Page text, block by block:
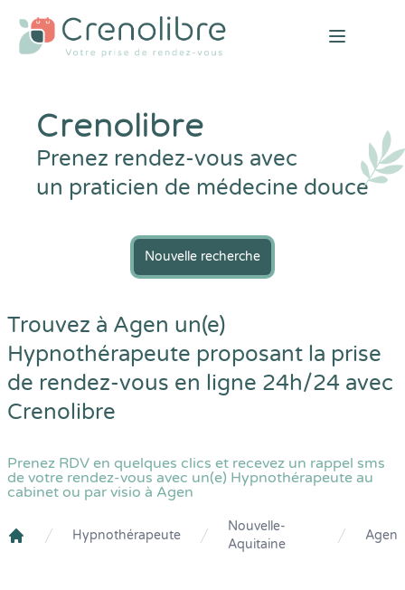
Open
Crenolibre
Prenez rendez-vous avec
un praticien de médecine douce
Nouvelle recherche
Trouvez à Agen un(e)
Hypnothérapeute proposant la prise
de rendez-vous en ligne 24h/24 avec
Crenolibre
Prenez RDV en quelques clics et recevez un rappel sms
de votre rendez-vous avec un(e) Hypnothérapeute au
cabinet ou par visio à Agen
Hypnothérapeute
Nouvelle-
Aquitaine
Agen